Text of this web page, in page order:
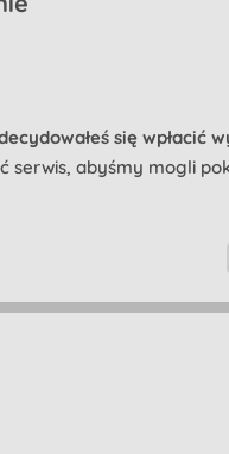
się wpłacić
serwis, abyśmy mogli